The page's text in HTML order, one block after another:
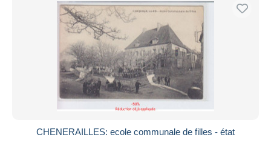
CHENERAILLES: ecole communale de filles - état